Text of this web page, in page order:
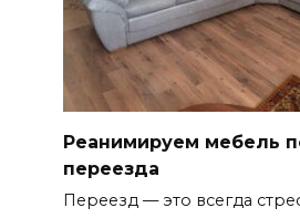
Реанимируем мебель
переезда
Переезд — это всегда